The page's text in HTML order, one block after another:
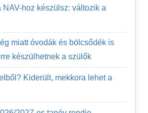
NAV-hoz készülsz: változik a
miatt óvodák és bölcsődék is
készülhetnek a szülők
Kiderült, mekkora lehet a